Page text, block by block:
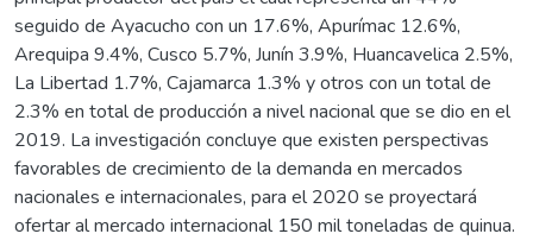
seguido de Ayacucho con un 17.6%, Apurímac 12.6%,
Arequipa 9.4%, Cusco 5.7%, Junín 3.9%, Huancavelica 2.5%,
La Libertad 1.7%, Cajamarca 1.3% y otros con un total de
2.3% en total de producción a nivel nacional que se dio en el
2019. La investigación concluye que existen perspectivas
favorables de crecimiento de la demanda en mercados
nacionales e internacionales, para el 2020 se proyectará
ofertar al mercado internacional 150 mil toneladas de quinua.